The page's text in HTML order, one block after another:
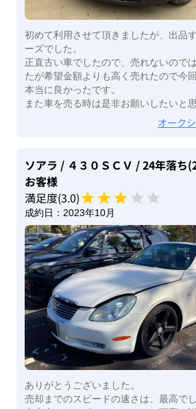
初めて利用させて頂きましたが、出品
ーズでした。
正直古い車でしたので、売れないので
たが希望金額よりも高く売れたので今
本当に良かったです。
また車を売る時は是非お願いしたいと思
オーク
ソアラ / ４３０ＳＣＶ / 24年落ち
お客様
満足度(3.0)
成約日： 2023年10月
ありがとうございました。
売却までのスピードの速さは、最高でし